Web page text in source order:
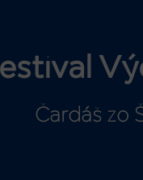
Čardáš zo